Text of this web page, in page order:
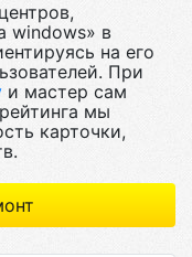
windows» в
на его
При
и мастер сам
мы
карточки,